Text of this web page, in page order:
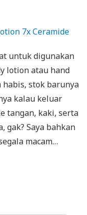
untuk digunakan
lotion atau hand
habis, stok barunya
kalau keluar
tangan, kaki, serta
gak? Saya bahkan
macam…